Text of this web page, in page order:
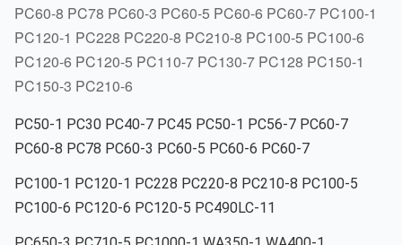
PC60-8 PC78 PC60-3 PC60-5 PC60-6 PC60-7 PC100-1
PC120-1 PC228 PC220-8 PC210-8 PC100-5 PC100-6
PC120-6 PC120-5 PC110-7 PC130-7 PC128 PC150-1
PC150-3 PC210-6
PC50-1 PC30 PC40-7 PC45 PC50-1 PC56-7 PC60-7
PC60-8 PC78 PC60-3 PC60-5 PC60-6 PC60-7
PC100-1 PC120-1 PC228 PC220-8 PC210-8 PC100-5
PC100-6 PC120-6 PC120-5 PC490LC-11